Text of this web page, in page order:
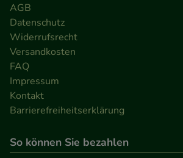
AGB
Datenschutz
Widerrufsrecht
Versandkosten
FAQ
Impressum
Kontakt
Barrierefreiheitserklärung
So können Sie bezahlen